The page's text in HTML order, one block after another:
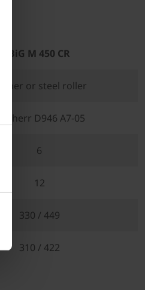
BiG M 450 CR
or steel roller
Liebherr D946 A7-05
6
12
330 / 449
310 / 422